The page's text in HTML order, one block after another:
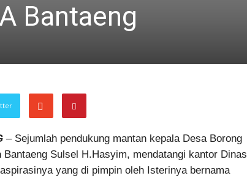
Bantaeng
– Sejumlah pendukung mantan kepala Desa Borong
Sulsel H.Hasyim, mendatangi kantor Dinas
yang di pimpin oleh Isterinya bernama